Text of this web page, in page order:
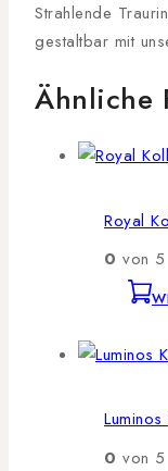
Strahlende
gestaltbar mit
Ähnliche
Royal
0 von 5
0 von 5